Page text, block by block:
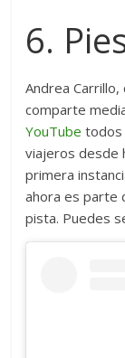
6.
Andrea
comparte
YouTube todos
viajeros desde
primera
ahora es parte
pista. Puedes